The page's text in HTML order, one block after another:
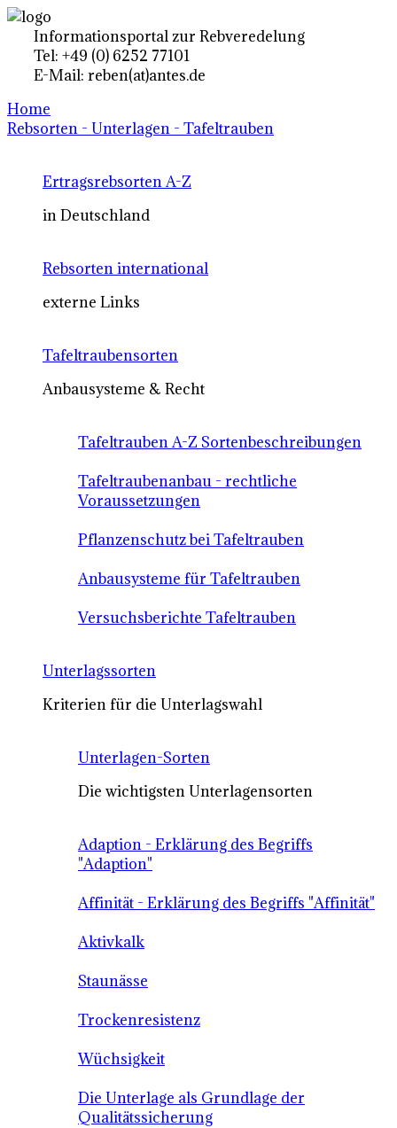
Informationsportal zur Rebveredelung
Tel: +49 (0) 6252 77101
E-Mail: reben(at)antes.de
Home
Rebsorten - Unterlagen - Tafeltrauben
Ertragsrebsorten A-Z
in Deutschland
Rebsorten international
externe Links
Tafeltraubensorten
Anbausysteme & Recht
Tafeltrauben A-Z Sortenbeschreibungen
Tafeltraubenanbau - rechtliche
Voraussetzungen
Pflanzenschutz bei Tafeltrauben
Anbausysteme für Tafeltrauben
Versuchsberichte Tafeltrauben
Unterlagssorten
Kriterien für die Unterlagswahl
Unterlagen-Sorten
Die wichtigsten Unterlagensorten
Adaption - Erklärung des Begriffs
"Adaption"
Affinität - Erklärung des Begriffs "Affinität"
Aktivkalk
Staunässe
Trockenresistenz
Wüchsigkeit
Die Unterlage als Grundlage der
Qualitätssicherung